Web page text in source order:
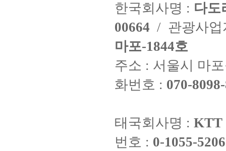
한국회사명 : 다도
00664 / 관광사
마포-1844호
주소 : 서울시 마
화번호 : 070-
태국회사명 : KTT
번호 : 0-1055-